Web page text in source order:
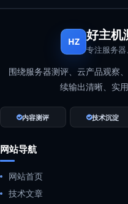
HZ 好主机
专注服务
围绕服务器测评、云产品观察
续输出清晰、实
内容测评 技术沉淀
网站导航
网站首页
技术文章